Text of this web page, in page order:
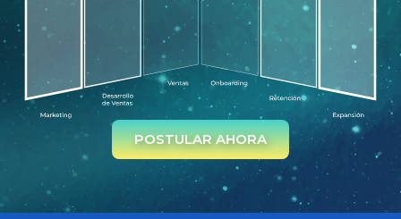
POSTULAR AHORA